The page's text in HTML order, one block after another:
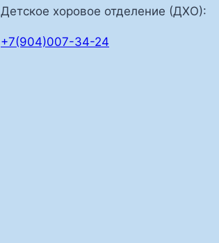
Детское хоровое отделение (ДХО):
+7(904)007-34-24